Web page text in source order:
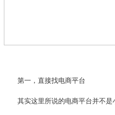
第一，直接找电商平台
其实这里所说的电商平台并不是